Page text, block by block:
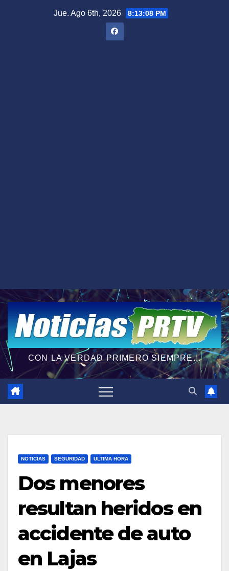
Jue. Ago 6th, 2026 8:13:09 PM
CON LA VERDAD PRIMERO SIEMPRE...
NOTICIAS SEGURIDAD ULTIMA HORA
Dos menores
resultan heridos en
accidente de auto
en Lajas